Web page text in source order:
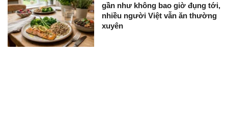
gần như không bao giờ đụng tới,
nhiều người Việt vẫn ăn thường
xuyên